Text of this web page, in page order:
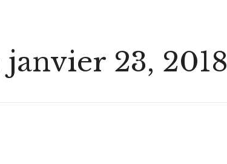
janvier 23, 2018